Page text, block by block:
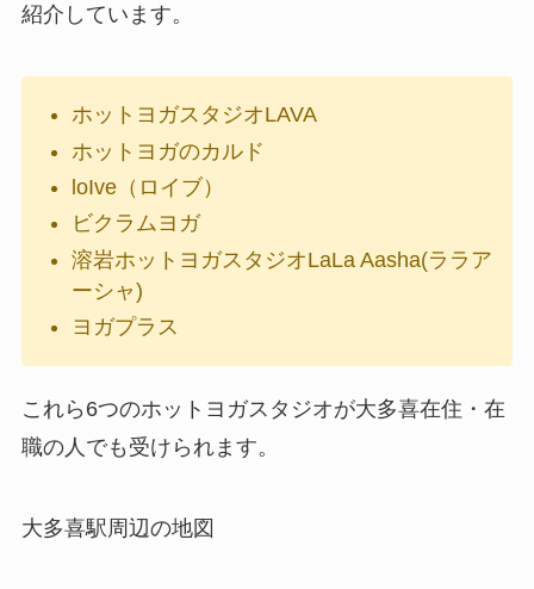
紹介しています。
ホットヨガスタジオLAVA
ホットヨガのカルド
loIve（ロイブ）
ビクラムヨガ
溶岩ホットヨガスタジオLaLa Aasha(ララア
ーシャ)
ヨガプラス
これら6つのホットヨガスタジオが大多喜在住・在
職の人でも受けられます。
大多喜駅周辺の地図